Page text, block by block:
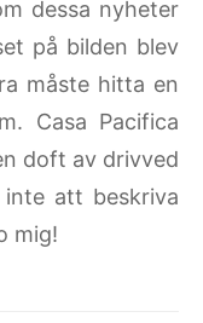
dessa nyheter
på bilden blev
måste hitta en
Casa Pacifica
doft av drivved
att beskriva
mig!